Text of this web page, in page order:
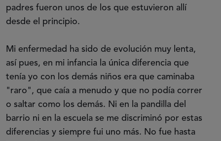
padres fueron unos de los que estuvieron allí
desde el principio.
Mi enfermedad ha sido de evolución muy lenta,
así pues, en mi infancia la única diferencia que
tenía yo con los demás niños era que caminaba
"raro", que caía a menudo y que no podía correr
o saltar como los demás. Ni en la pandilla del
barrio ni en la escuela se me discriminó por estas
diferencias y siempre fui uno más. No fue hasta